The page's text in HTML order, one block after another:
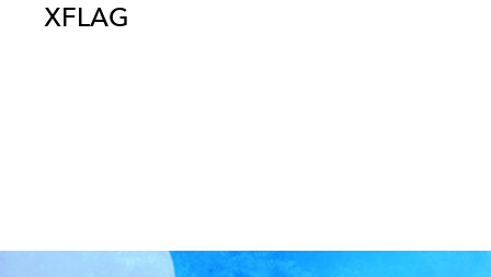
XFLAG